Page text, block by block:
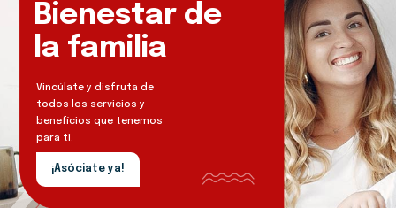
Bienestar de
la familia
Vincúlate y disfruta de
todos los servicios y
beneficios que tenemos
para ti.
¡Asóciate ya!